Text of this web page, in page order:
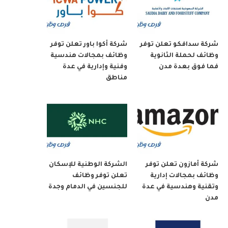
شركة سدافكو تعلن توفر
وظائف لحملة الثانوية
فما فوق بعدة مدن
شركة أكوا باور تعلن توفر
وظائف بمجالات هندسية
وفنية وإدارية في عدة
مناطق
شركة أمازون تعلن توفر
وظائف بمجالات إدارية
وتقنية وهندسية في عدة
مدن
الشركة الوطنية للإسكان
تعلن توفر وظائف
للجنسين في الدمام وجدة